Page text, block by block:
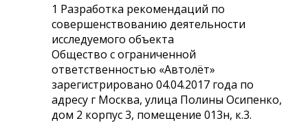
1 Разработка рекомендаций по
совершенствованию деятельности
исследуемого объекта
Общество с ограниченной
ответственностью «Автолёт»
зарегистрировано 04.04.2017 года по
адресу г Москва, улица Полины Осипенко,
дом 2 корпус 3, помещение 013н, к.3.